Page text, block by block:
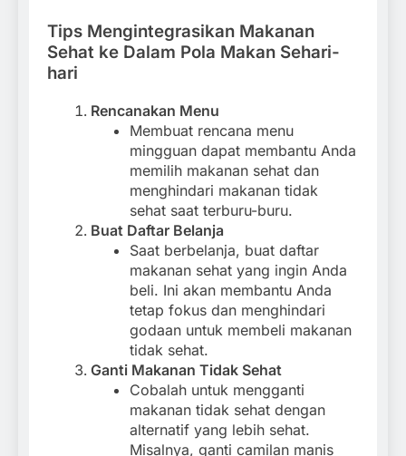
Tips Mengintegrasikan Makanan
Sehat ke Dalam Pola Makan Sehari-
hari
Rencanakan Menu
Membuat rencana menu
mingguan dapat membantu Anda
memilih makanan sehat dan
menghindari makanan tidak
sehat saat terburu-buru.
Buat Daftar Belanja
Saat berbelanja, buat daftar
makanan sehat yang ingin Anda
beli. Ini akan membantu Anda
tetap fokus dan menghindari
godaan untuk membeli makanan
tidak sehat.
Ganti Makanan Tidak Sehat
Cobalah untuk mengganti
makanan tidak sehat dengan
alternatif yang lebih sehat.
Misalnya, ganti camilan manis